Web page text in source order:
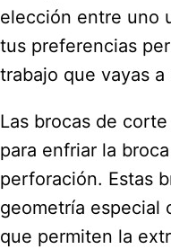
elección entre uno
tus preferencias
trabajo que vayas a
Las brocas de
para enfriar la
perforación. Estas
geometría especial
que permiten la